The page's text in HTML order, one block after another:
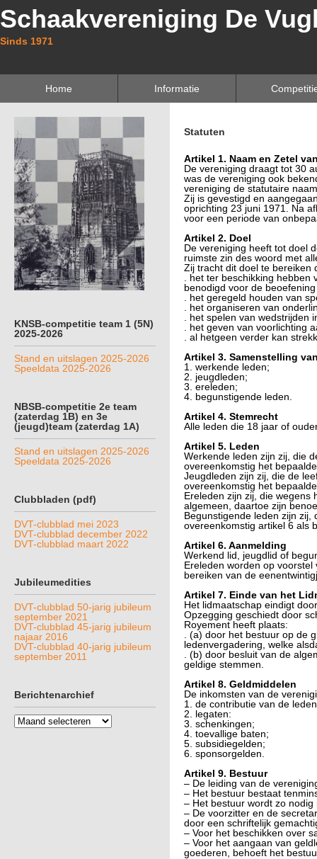
Schaakvereniging De
Sinds 1971
Home Informatie
KNSB-competitie team 1 (5N)
2025-2026
Stand en uitslagen 2025-2026
Speeldata 2025-2026
NBSB-competitie 2e team
(zaterdag 1B) en 3e
(jeugd)team (zaterdag 1A)
Stand en uitslagen 2025-2026
Speeldata 2025-2026
Clubbladen (pdf)
DVT-clubblad mei 2023
DVT-clubblad december 2022
DVT-clubblad maart 2022
Jubileumedities
DVT-clubblad 50-jarig jubileum
september 2021
DVT-clubblad 45-jarig jubileum
najaar 2016
DVT-clubblad 40-jarig jubileum
september 2011
Berichtenarchief
Berichtenarchief
Statuten
Artikel 1. Naam en Zetel
De vereniging draagt tot 30
was de vereniging ook
vereniging de statutaire
Zij is gevestigd en
oprichting 23 juni 1971. Na
voor een periode van
Artikel 2. Doel
De vereniging heeft tot doel
ruimste zin des woord met
Zij tracht dit doel te bereiken
. het ter beschikking
benodigd voor de
. het geregeld houden van
. het organiseren van
. het spelen van
. het geven van voorlichting
. al hetgeen verder kan
Artikel 3. Samenstelling
1. werkende leden;
2. jeugdleden;
3. ereleden;
4. begunstigende leden.
Artikel 4. Stemrecht
Alle leden die 18 jaar of
Artikel 5. Leden
Werkende leden zijn zij, die
overeenkomstig het
Jeugdleden zijn zij, die de
overeenkomstig het
Ereleden zijn zij, die wegens
algemeen, daartoe zijn
Begunstigende leden zijn
overeenkomstig artikel 6 als
Artikel 6. Aanmelding
Werkend lid, jeugdlid of
Ereleden worden op
bereiken van de
Artikel 7. Einde van het
Het lidmaatschap eindigt
Opzegging geschiedt door
Royement heeft plaats:
. (a) door het bestuur op de
ledenvergadering, welke
. (b) door besluit van de
geldige stemmen.
Artikel 8. Geldmiddelen
De inkomsten van de
1. de contributie van de
2. legaten:
3. schenkingen;
4. toevallige baten;
5. subsidiegelden;
6. sponsorgelden.
Artikel 9. Bestuur
– De leiding van de
– Het bestuur bestaat
– Het bestuur wordt zo
– De voorzitter en de
door een schriftelijk
– Voor het beschikken over
– Voor het aangaan van
goederen, behoeft het